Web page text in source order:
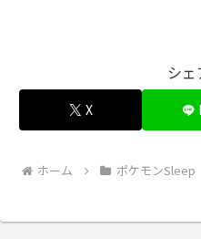
シェ
X
ホーム ポケモンSleep